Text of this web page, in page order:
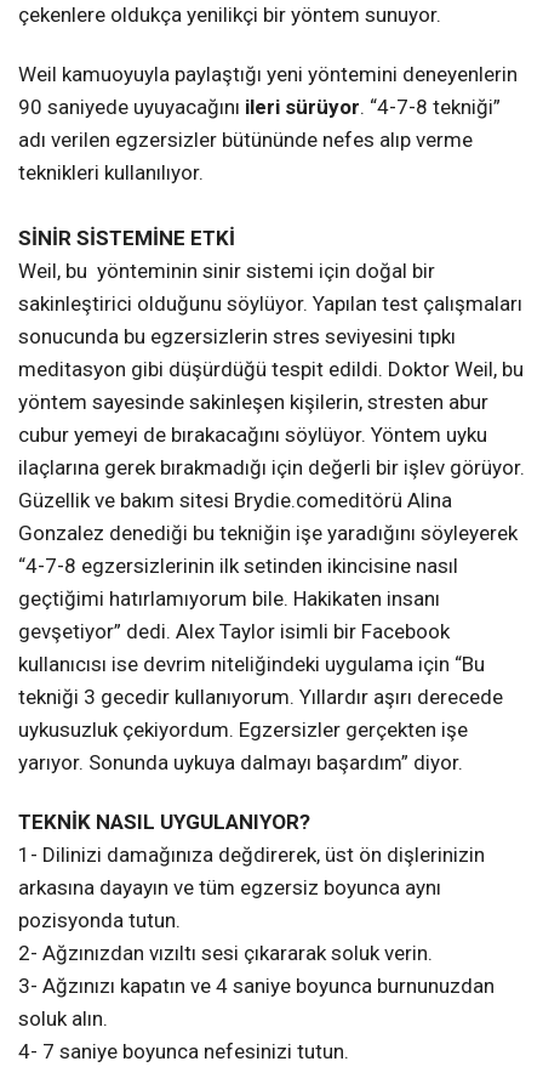
çekenlere oldukça yenilikçi bir yöntem sunuyor.
Weil kamuoyuyla paylaştığı yeni yöntemini deneyenlerin
90 saniyede uyuyacağını ileri sürüyor. “4-7-8 tekniği”
adı verilen egzersizler bütününde nefes alıp verme
teknikleri kullanılıyor.
SİNİR SİSTEMİNE ETKİ
Weil, bu yönteminin sinir sistemi için doğal bir
sakinleştirici olduğunu söylüyor. Yapılan test çalışmaları
sonucunda bu egzersizlerin stres seviyesini tıpkı
meditasyon gibi düşürdüğü tespit edildi. Doktor Weil, bu
yöntem sayesinde sakinleşen kişilerin, stresten abur
cubur yemeyi de bırakacağını söylüyor. Yöntem uyku
ilaçlarına gerek bırakmadığı için değerli bir işlev görüyor.
Güzellik ve bakım sitesi Brydie.comeditörü Alina
Gonzalez denediği bu tekniğin işe yaradığını söyleyerek
“4-7-8 egzersizlerinin ilk setinden ikincisine nasıl
geçtiğimi hatırlamıyorum bile. Hakikaten insanı
gevşetiyor” dedi. Alex Taylor isimli bir Facebook
kullanıcısı ise devrim niteliğindeki uygulama için “Bu
tekniği 3 gecedir kullanıyorum. Yıllardır aşırı derecede
uykusuzluk çekiyordum. Egzersizler gerçekten işe
yarıyor. Sonunda uykuya dalmayı başardım” diyor.
TEKNİK NASIL UYGULANIYOR?
1- Dilinizi damağınıza değdirerek, üst ön dişlerinizin
arkasına dayayın ve tüm egzersiz boyunca aynı
pozisyonda tutun.
2- Ağzınızdan vızıltı sesi çıkararak soluk verin.
3- Ağzınızı kapatın ve 4 saniye boyunca burnunuzdan
soluk alın.
4- 7 saniye boyunca nefesinizi tutun.